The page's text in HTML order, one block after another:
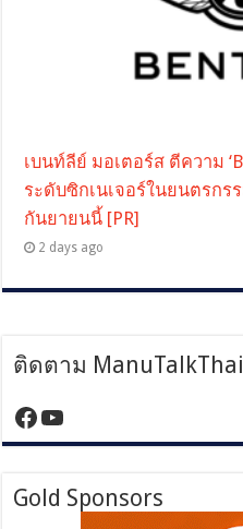
เบนท์ลีย์ มอเตอร์ส ตีความ
ระดับซิกเนเจอร์ในยนตรกร
กันยายนนี้ [PR]
2 days ago
ติดตาม ManuTalkThai
https://
YouTube
Gold Sponsors